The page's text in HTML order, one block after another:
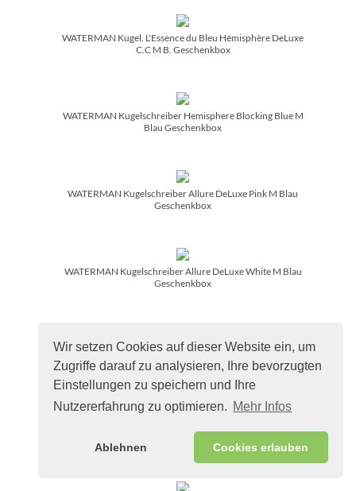
Wir setzen Cookies auf dieser Website ein, um
Zugriffe darauf zu analysieren, Ihre bevorzugten
Einstellungen zu speichern und Ihre
Nutzererfahrung zu optimieren. Mehr Infos
Ablehnen Cookies erlauben
WATERMAN Kugel. L'Essence du Bleu Hémisphère DeLuxe
C.C M B. Geschenkbox
WATERMAN Kugelschreiber Hemisphere Blocking Blue M
Blau Geschenkbox
WATERMAN Kugelschreiber Allure DeLuxe Pink M Blau
Geschenkbox
WATERMAN Kugelschreiber Allure DeLuxe White M Blau
Geschenkbox
WATERMAN Kugels. Hemisphere Colour Blocking Green C.C.
M bl. Geschenkbox